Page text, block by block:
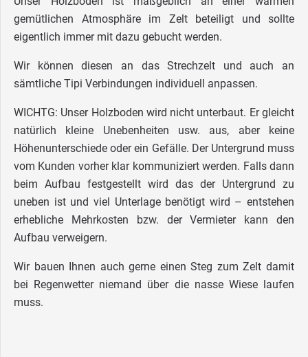
gemütlichen Atmosphäre im Zelt beteiligt und sollte
eigentlich immer mit dazu gebucht werden.
Wir können diesen an das Strechzelt und auch an
sämtliche Tipi Verbindungen individuell anpassen.
WICHTG: Unser Holzboden wird nicht unterbaut. Er gleicht
natürlich kleine Unebenheiten usw. aus, aber keine
Höhenunterschiede oder ein Gefälle. Der Untergrund muss
vom Kunden vorher klar kommuniziert werden. Falls dann
beim Aufbau festgestellt wird das der Untergrund zu
uneben ist und viel Unterlage benötigt wird – entstehen
erhebliche Mehrkosten bzw. der Vermieter kann den
Aufbau verweigern.
Wir bauen Ihnen auch gerne einen Steg zum Zelt damit
bei Regenwetter niemand über die nasse Wiese laufen
muss.